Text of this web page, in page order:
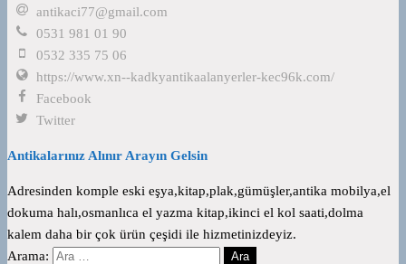
antikaci77@gmail.com
0531 981 01 90
0532 335 75 06
https://www.xn--kadkyantikaalanyerler-kec96k.com/
Facebook
Twitter
Antikalarınız Alınır Arayın Gelsin
Adresinden komple eski eşya,kitap,plak,gümüşler,antika mobilya,el
dokuma halı,osmanlıca el yazma kitap,ikinci el kol saati,dolma
kalem daha bir çok ürün çeşidi ile hizmetinizdeyiz.
Arama: